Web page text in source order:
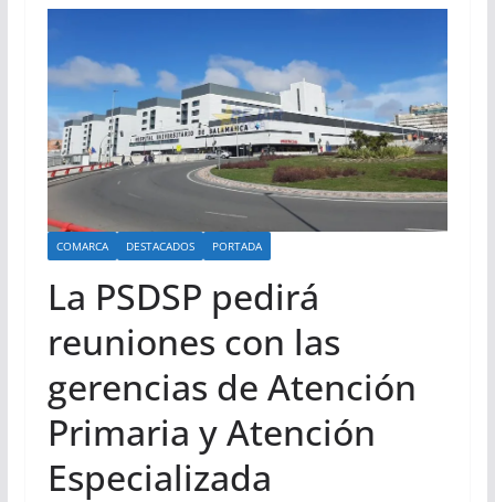
COMARCA DESTACADOS PORTADA
La PSDSP pedirá
reuniones con las
gerencias de Atención
Primaria y Atención
Especializada